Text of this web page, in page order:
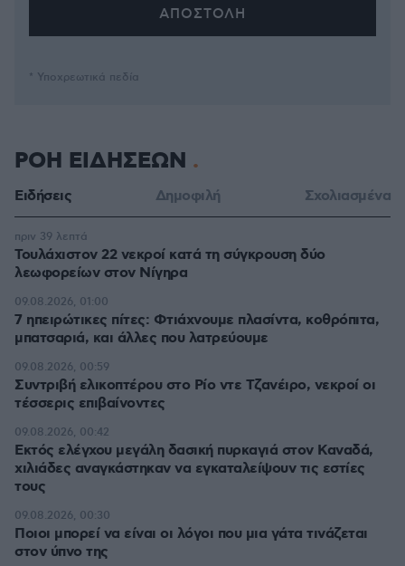
* Υποχρεωτικά πεδία
ΡΟΗ ΕΙΔΗΣΕΩΝ
Ειδήσεις Δημοφιλή Σχολιασμένα
Τουλάχιστον 22 νεκροί κατά τη σύγκρουση δύο
λεωφορείων στον Νίγηρα
πριν 39 λεπτά
7 ηπειρώτικες πίτες: Φτιάχνουμε πλασίντα, κοθρόπιτα,
μπατσαριά, και άλλες που λατρεύουμε
09.08.2026, 01:00
Συντριβή ελικοπτέρου στο Ρίο ντε Τζανέιρο, νεκροί οι
τέσσερις επιβαίνοντες
09.08.2026, 00:59
Εκτός ελέγχου μεγάλη δασική πυρκαγιά στον Καναδά,
χιλιάδες αναγκάστηκαν να εγκαταλείψουν τις εστίες
τους
09.08.2026, 00:42
Ποιοι μπορεί να είναι οι λόγοι που μια γάτα τινάζεται
στον ύπνο της
09.08.2026, 00:30